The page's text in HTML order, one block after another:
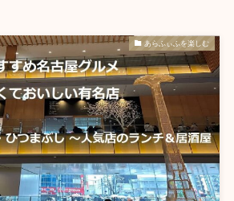
あらふぃふを楽しむ